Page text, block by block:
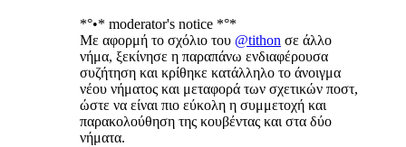
*°•* moderator's notice *°*
Με αφορμή το σχόλιο του @tithon σε άλλο
νήμα, ξεκίνησε η παραπάνω ενδιαφέρουσα
συζήτηση και κρίθηκε κατάλληλο το άνοιγμα
νέου νήματος και μεταφορά των σχετικών ποστ,
ώστε να είναι πιο εύκολη η συμμετοχή και
παρακολούθηση της κουβέντας και στα δύο
νήματα.